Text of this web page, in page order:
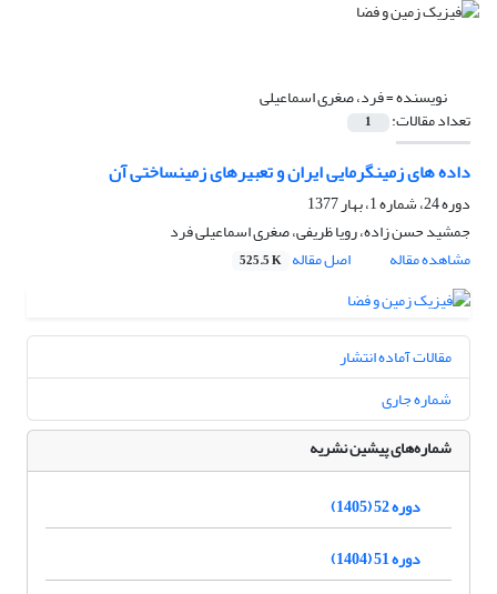
نویسنده =فرد، صغری اسماعیلی
تعداد مقالات: 1
داده های زمینگرمایی ایران و تعبیرهای زمینساختی آن
دوره 24، شماره 1، بهار 1377
جمشید حسن زاده، رویا ظریفی، صغری اسماعیلی فرد
مشاهده مقاله
اصل مقاله 525.5 K
مقالات آماده انتشار
شماره جاری
شماره‌های پیشین نشریه
دوره 52 (1405)
دوره 51 (1404)